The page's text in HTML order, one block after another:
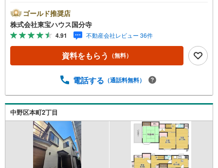
ゴールド推奨店
株式会社東宝ハウス国分寺
4.91 不動産会社レビュー 36件
資料をもらう （無料）
電話する （通話料無料）
中野区本町2丁目